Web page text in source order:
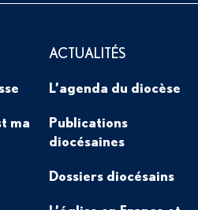
ma
ACTUALITÉS
L’agenda du diocèse
Publications
diocésaines
Dossiers diocésains